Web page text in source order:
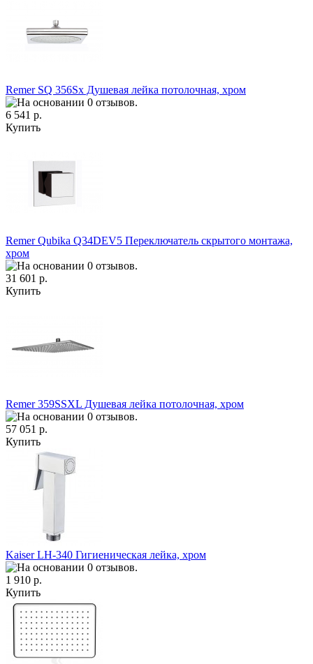
Remer SQ 356Sx Душевая лейка потолочная, хром
6 541 р.
Купить
Remer Qubika Q34DEV5 Переключатель скрытого монтажа,
хром
31 601 р.
Купить
Remer 359SSXL Душевая лейка потолочная, хром
57 051 р.
Купить
Kaiser LH-340 Гигиеническая лейка, хром
1 910 р.
Купить